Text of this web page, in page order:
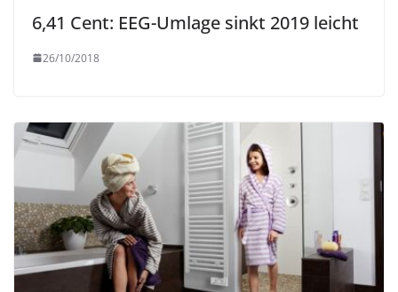
6,41 Cent: EEG-Umlage sinkt 2019 leicht
26/10/2018